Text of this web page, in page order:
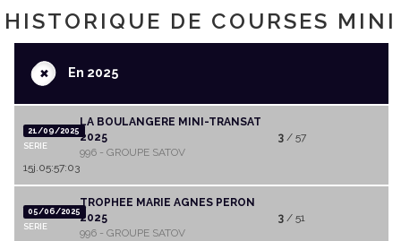
HISTORIQUE DE COURSES MINI
+En 2025
21/09/2025
SERIE
LA BOULANGERE MINI-TRANSAT
2025
996 - GROUPE SATOV
3/ 57
15j.05:57:03
05/06/2025
SERIE
TROPHEE MARIE AGNES PERON
2025
996 - GROUPE SATOV
3/ 51